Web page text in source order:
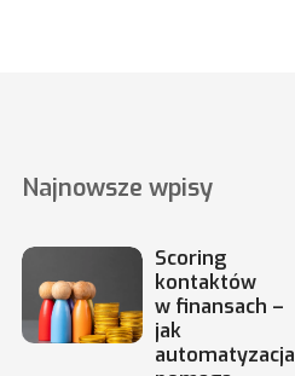
Najnowsze wpisy
Scoring
kontaktów
w finansach –
jak
automatyzacja